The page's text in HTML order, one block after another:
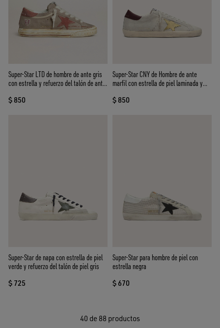
Super-Star LTD de hombre de ante gris
con estrella y refuerzo del talón de ante
$ 850
Super-Star CNY de Hombre de ante
marfil con estrella de piel laminada y
$ 850
Super-Star de napa con estrella de piel
verde y refuerzo del talón de piel gris
$ 725
Super-Star para hombre de piel con
estrella negra
$ 670
40 de 88 productos